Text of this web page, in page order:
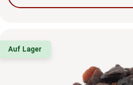
Auf Lager